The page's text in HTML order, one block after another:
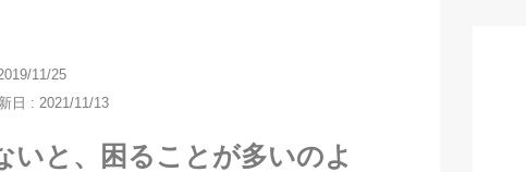
11/25
日 : 2021/11/13
いと、困ることが多いのよ